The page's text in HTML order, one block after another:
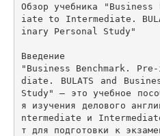
Обзор учебника
iate to Intermediate.
inary Personal Study"
Введение
"Business Benchmark.
diate. BULATS and
Study" – это учебное
я изучения делового
ntermediate и
т для подготовки к